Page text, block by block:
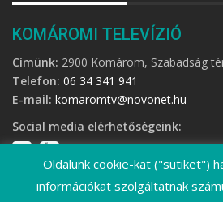
KOMÁROMI TELEVÍZIÓ
Címünk: 2900 Komárom, Szabadság
Telefon: 06 34 341 941
E-mail: komaromtv@novonet.hu
Social media elérhetőségeink:
Oldalunk cookie-kat ("sütiket")
információkat szolgáltatnak